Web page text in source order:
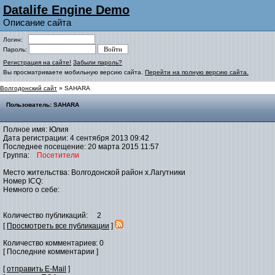
Datalife Engine Demo
Описание сайта
Логин:
Пароль:
Регистрация на сайте! Забыли пароль?
Вы просматриваете мобильную версию сайта. Перейти на полную версию сайта.
Волгодонский сайт » SAHARA
Пользователь: SAHARA
Полное имя: Юлия
Дата регистрации: 4 сентября 2013 09:42
Последнее посещение: 20 марта 2015 11:57
Группа:
Посетители
Место жительства: Волгодонской район х.Лагутники
Номер ICQ:
Немного о себе:
Количество публикаций: 2
[ Просмотреть все публикации ]
Количество комментариев: 0
[ Последние комментарии ]
[отправить E-Mail ]